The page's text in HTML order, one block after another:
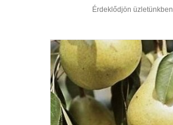
Érdeklődjön üzletünkben.